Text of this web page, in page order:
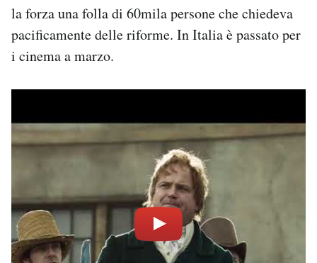
la forza una folla di 60mila persone che chiedeva
pacificamente delle riforme. In Italia è passato per
i cinema a marzo.